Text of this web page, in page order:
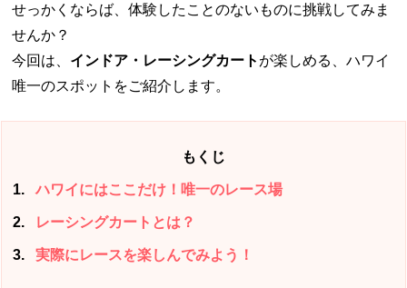
せっかくならば、体験したことのないものに挑戦してみま
せんか？
今回は、 インドア・レーシングカート が楽しめる、ハワイ
唯一のスポットをご紹介します。
もくじ
1 ハワイにはここだけ！唯一のレース場
2 レーシングカートとは？
3 実際にレースを楽しんでみよう！